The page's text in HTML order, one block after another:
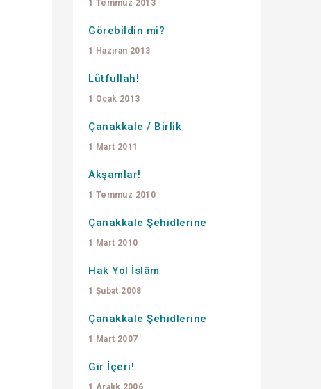
1 Temmuz 2013
Görebildin mi?
1 Haziran 2013
Lütfullah!
1 Ocak 2013
Çanakkale / Birlik
1 Mart 2011
Akşamlar!
1 Temmuz 2010
Çanakkale Şehidlerine
1 Mart 2010
Hak Yol İslâm
1 Şubat 2008
Çanakkale Şehidlerine
1 Mart 2007
Gir İçeri!
1 Aralık 2006